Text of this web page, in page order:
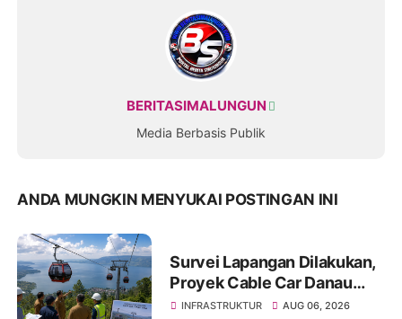
BERITASIMALUNGUN
Media Berbasis Publik
ANDA MUNGKIN MENYUKAI POSTINGAN INI
Survei Lapangan Dilakukan,
Proyek Cable Car Danau
Toba Masih Terkendala
INFRASTRUKTUR AUG 06, 2026